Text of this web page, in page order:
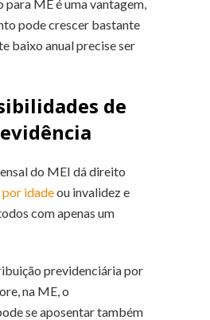
para ME é uma vantagem,
pode crescer bastante
baixo anual precise ser
de
do MEI dá direito
idadeou invalidez e
com apenas um
previdenciária por
na ME, o
se aposentar também